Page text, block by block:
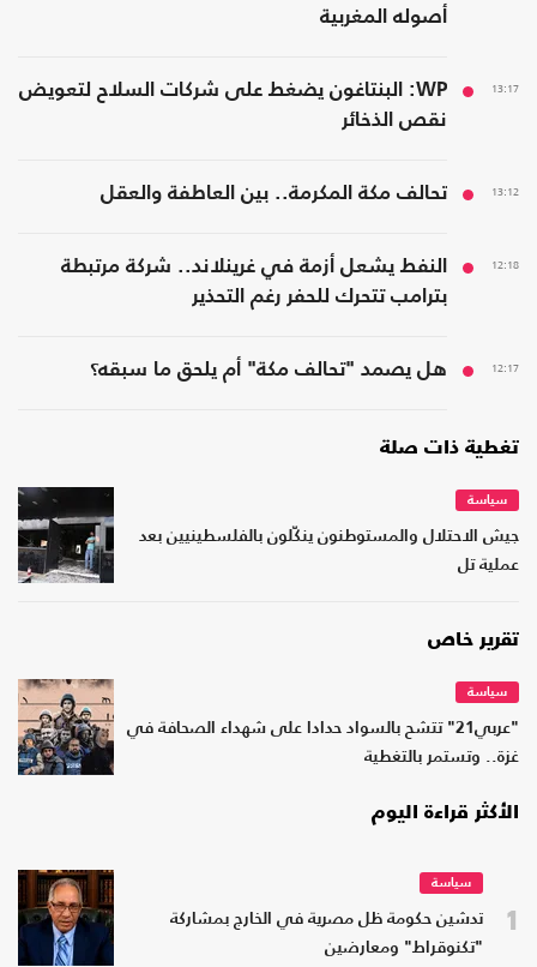
أصوله المغربية
13:17
WP: البنتاغون يضغط على شركات السلاح لتعويض
نقص الذخائر
13:12 تحالف مكة المكرمة.. بين العاطفة والعقل
12:18
النفط يشعل أزمة في غرينلاند.. شركة مرتبطة
بترامب تتحرك للحفر رغم التحذير
12:17 هل يصمد "تحالف مكة" أم يلحق ما سبقه؟
تغطية ذات صلة
سياسة
جيش الاحتلال والمستوطنون ينكّلون بالفلسطينيين بعد
عملية تل
تقرير خاص
سياسة
"عربي21" تتشح بالسواد حدادا على شهداء الصحافة في
غزة.. وتستمر بالتغطية
الأكثر قراءة اليوم
1
سياسة
تدشين حكومة ظل مصرية في الخارج بمشاركة
"تكنوقراط" ومعارضين